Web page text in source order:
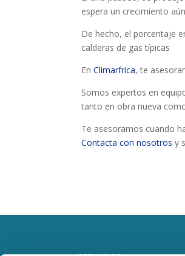
espera un crecimiento
De hecho, el porcentaje
calderas de gas típicas
EnClimarfrica, te
Somos expertos en
tanto en obra nueva
Te asesoramos cuando
Contacta con nosotros y